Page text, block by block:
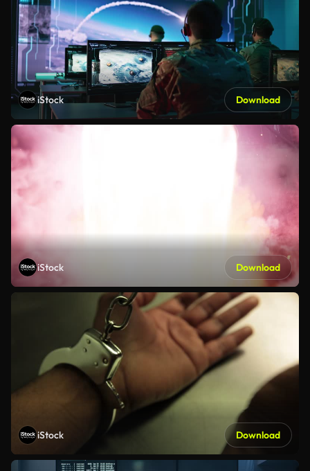
iStock Download
iStock Download
iStock Download